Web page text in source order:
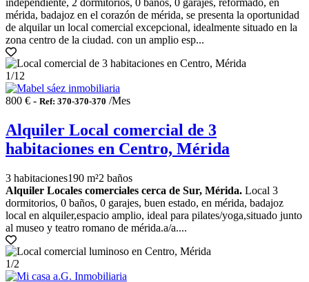
independiente, 2 dormitorios, 0 baños, 0 garajes, reformado, en
mérida, badajoz en el corazón de mérida, se presenta la oportunidad
de alquilar un local comercial excepcional, idealmente situado en la
zona centro de la ciudad. con un amplio esp...
1/12
800 € - Ref: 370-370-370 /Mes
Alquiler Local comercial de 3
habitaciones en Centro, Mérida
3 habitaciones190 m²2 baños
Alquiler Locales comerciales cerca de Sur, Mérida. Local 3
dormitorios, 0 baños, 0 garajes, buen estado, en mérida, badajoz
local en alquiler,espacio amplio, ideal para pilates/yoga,situado junto
al museo y teatro romano de mérida.a/a....
1/2